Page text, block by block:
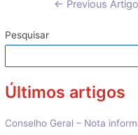
Navegação
artigos
← Previous Artigo
Pesquisar
Últimos artigos
Conselho Geral – Nota